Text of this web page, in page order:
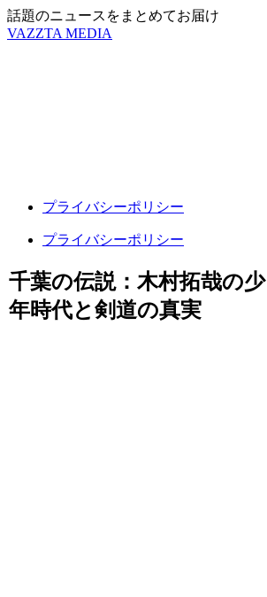
話題のニュースをまとめてお届け
VAZZTA MEDIA
プライバシーポリシー
プライバシーポリシー
千葉の伝説：木村拓哉の少
年時代と剣道の真実